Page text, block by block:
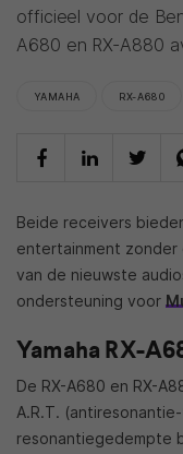
officieel voor de
A680 en RX-A880
YAMAHA RX-A680
Beide receivers
entertainment zonder
van de nieuwste
ondersteuning voor
Yamaha RX-
De RX-A680 en RX-
A.R.T.
resonantiegedempte